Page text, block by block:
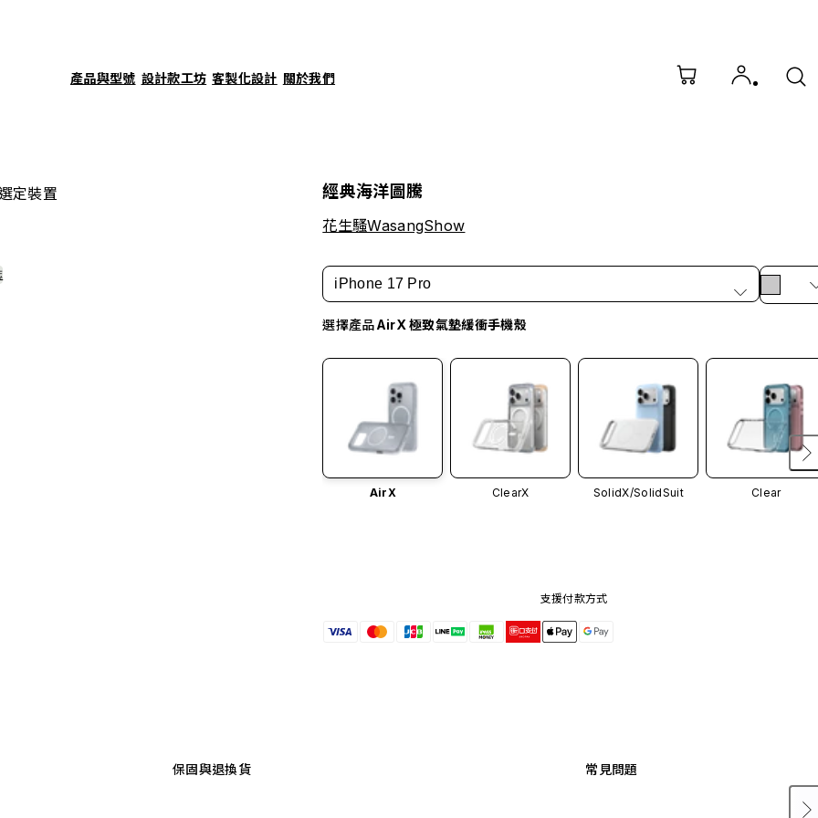
產品與型號 設計款工坊 客製化設計 關於我們
定裝置 經典海洋圖騰
花生騷WasangShow
iPhone 17 Pro
選擇產品AirX 極致氣墊緩衝手機殼
AirX ClearX SolidX/SolidSuit Clear
支援付款方式
保固與退換貨 常見問題